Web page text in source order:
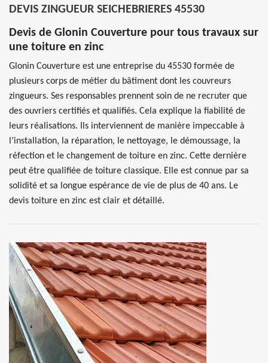
DEVIS ZINGUEUR SEICHEBRIERES 45530
Devis de Glonin Couverture pour tous travaux sur
une toiture en zinc
Glonin Couverture est une entreprise du 45530 formée de
plusieurs corps de métier du bâtiment dont les couvreurs
zingueurs. Ses responsables prennent soin de ne recruter que
des ouvriers certifiés et qualifiés. Cela explique la fiabilité de
leurs réalisations. Ils interviennent de manière impeccable à
l’installation, la réparation, le nettoyage, le démoussage, la
réfection et le changement de toiture en zinc. Cette dernière
peut être qualifiée de toiture classique. Elle est connue par sa
solidité et sa longue espérance de vie de plus de 40 ans. Le
devis toiture en zinc est clair et détaillé.